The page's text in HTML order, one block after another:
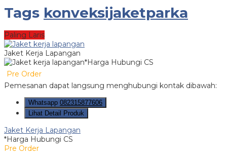
Tags konveksijaketparka
Paling Laris
Jaket Kerja Lapangan
*Harga Hubungi CS
Pre Order
Pemesanan dapat langsung menghubungi kontak dibawah:
Whatsapp 082315877606
Lihat Detail Produk
Jaket Kerja Lapangan
*Harga Hubungi CS
Pre Order